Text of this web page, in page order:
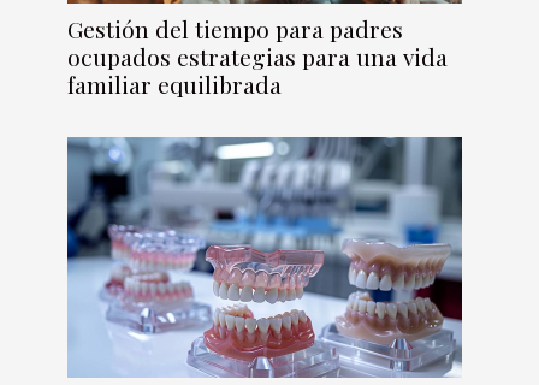
Gestión del tiempo para padres
ocupados estrategias para una vida
familiar equilibrada